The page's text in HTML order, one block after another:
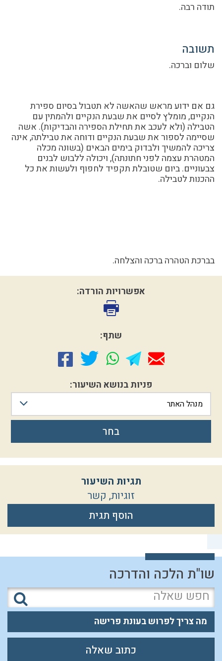
תודה רבה.
תשובה
שלום וברכה.
גם אם ידוע מראש שהאשה לא תטבול בסיום ספירת
הנקיים, מומלץ לסיים את שבעת הנקיים ולהמתין עם
הטבילה (ולא לעכב את תחילת הספירה והבדיקות). אשה
שסיימה לספור את שבעת הנקיים ודוחה את טבילתה, אינה
צריכה להמשיך ולבדוק בימים הבאים (בשונה מכלה
המטהרת עצמה לפני חתונתה), ויכולה ללבוש לבנים
צבעוניים. ביום שטובלת תקפיד לחפוף ולעשות את כל
ההכנות לטבילה.
בברכת הטהרה ברכה והצלחה.
שו"ת הלכה והדרכה
מה צריך לפרוש בעונת פרישה
כתוב שאלה
אפשרויות הורדה:
שתף:
פניות בנושא השיעור:
מנהל האתר
בחר
תגיות השיעור
זוגיות, קשר
הוסף תגית